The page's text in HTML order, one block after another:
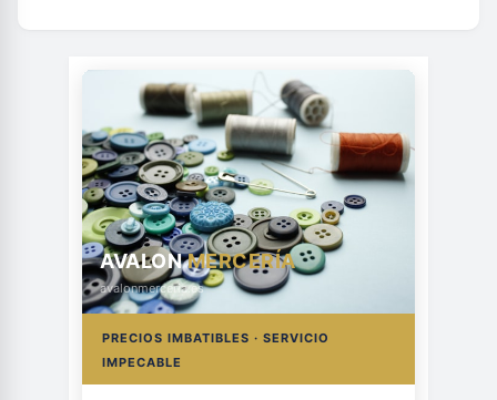
AVALONMERCERÍA
avalonmerceria.es
PRECIOS IMBATIBLES · SERVICIO
IMPECABLE